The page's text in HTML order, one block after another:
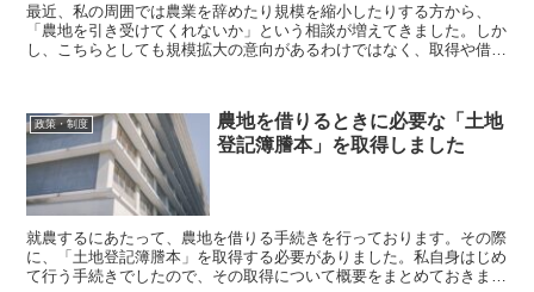
最近、私の周囲では農業を辞めたり規模を縮小したりする方から、
「農地を引き受けてくれないか」という相談が増えてきました。しか
し、こちらとしても規模拡大の意向があるわけではなく、取得や借受
政策・制度
農地を借りるときに必要な「土地
登記簿謄本」を取得しました
就農するにあたって、農地を借りる手続きを行っております。その際
に、「土地登記簿謄本」を取得する必要がありました。私自身はじめ
て行う手続きでしたので、その取得について概要をまとめておきま